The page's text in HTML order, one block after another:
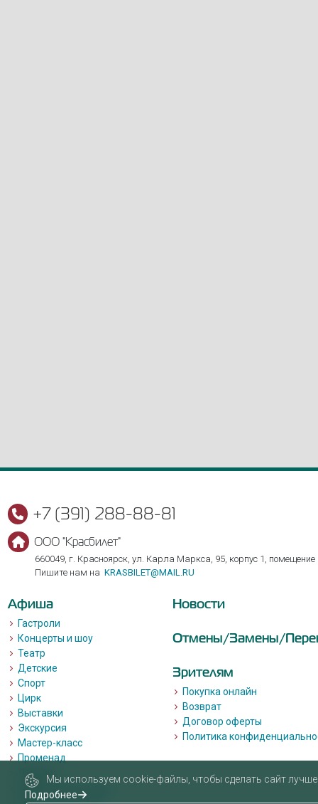
+7 (391) 288-88-81
ООО "Красбилет"
660049, г. Красноярск, ул. Карла Маркса, 95, корпус 1, помещение
Пишите нам на KRASBILET@MAIL.RU
Афиша
Гастроли
Концерты и шоу
Театр
Детские
Спорт
Цирк
Выставки
Экскурсия
Мастер-класс
Променад
Лекции
Квизы, квесты, игры.
Новости
Отмены/Замены/
Зрителям
Покупка онлайн
Возврат
Договор оферты
Политика
Мы используем cookie-файлы, чтобы сделать сайт лучше
Подробнее